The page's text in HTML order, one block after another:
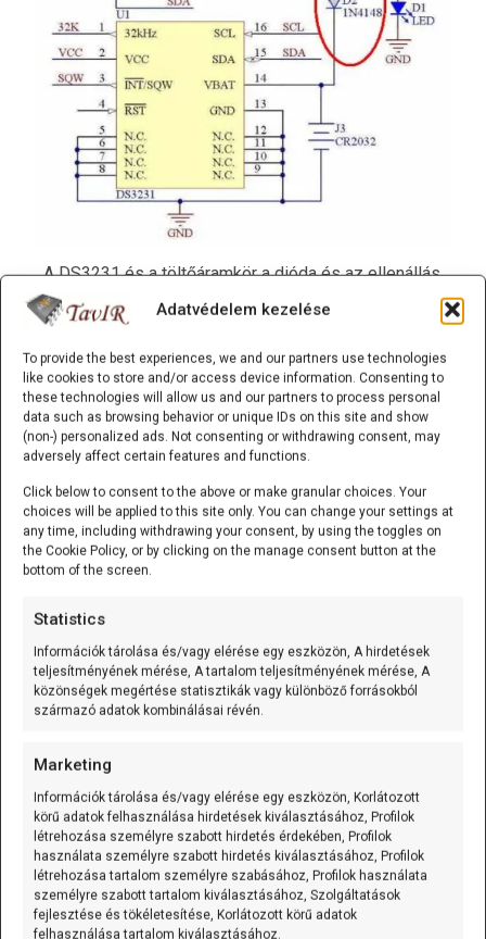
Adatvédelem kezelése
To provide the best experiences, we and our partners use technologies
like cookies to store and/or access device information. Consenting to
these technologies will allow us and our partners to process personal
data such as browsing behavior or unique IDs on this site and show
(non-) personalized ads. Not consenting or withdrawing consent, may
adversely affect certain features and functions.
Click below to consent to the above or make granular choices. Your
choices will be applied to this site only. You can change your settings at
any time, including withdrawing your consent, by using the toggles on
the Cookie Policy, or by clicking on the manage consent button at the
bottom of the screen.
Statistics
Információk tárolása és/vagy elérése egy eszközön, A hirdetések
teljesítményének mérése, A tartalom teljesítményének mérése, A
közönségek megértése statisztikák vagy különböző forrásokból
származó adatok kombinálásai révén.
Marketing
Információk tárolása és/vagy elérése egy eszközön, Korlátozott
körű adatok felhasználása hirdetések kiválasztásához, Profilok
létrehozása személyre szabott hirdetés érdekében, Profilok
használata személyre szabott hirdetés kiválasztásához, Profilok
létrehozása tartalom személyre szabásához, Profilok használata
személyre szabott tartalom kiválasztásához, Szolgáltatások
fejlesztése és tökéletesítése, Korlátozott körű adatok
felhasználása tartalom kiválasztásához.
A DS3231 és a töltőáramkör a dióda és az ellenállás.
(Vcc: 3.0…5.5V)
Az Arduino-fórumokon ugyanez a történet gyakorlati
tapasztalatokon keresztül is megjelent. Volt olyan
beírás, ahol azt mérték, hogy 5V Vcc esetén az
akkumulátor/elem nélkül 4,67 V mérhető a foglalatnál.
feszültség már 4,4 voltig felkúszott és enyhén púpossá
is vált. De keresgélve olyan beszámolóba is
belefuthatunk, amely szerint CR2032 elemmel hosszabb
idejű 5 V rendszerben való használat után a cella hangos
laborjegyzőkönyvek, hanem gyakorlati tapasztalatok –
de egy irányba mutatnak: a panelen alkalmazott
egyszerű dióda-ellenállás alapú töltőág nem tekinthető
szabályos és minden körülmény között biztonságos
A DS1307 alapú modul a bonckés
alatt
A DS1307-es „Tiny RTC” jellegű moduloknál az alapgond
majdnem ugyanez, de a panelt nem szabad a DS3231
logikájával azonosnak tekinteni. Több forrás szerint itt is